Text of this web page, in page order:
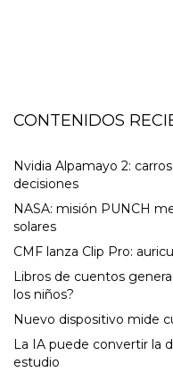
CONTENIDOS
Nvidia Alpamayo 2:
decisiones
NASA: misión PUNCH
solares
CMF lanza Clip Pro:
Libros de cuentos
los niños?
Nuevo dispositivo mide
La IA puede convertir la
estudio